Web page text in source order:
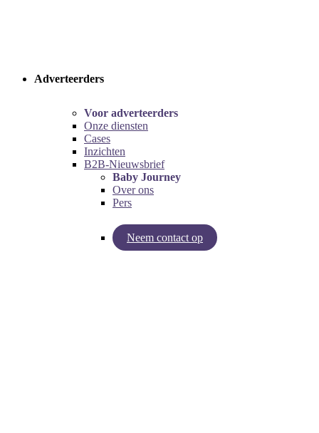
Adverteerders
Voor adverteerders
Onze diensten
Cases
Inzichten
B2B-Nieuwsbrief
Baby Journey
Over ons
Pers
Neem contact op